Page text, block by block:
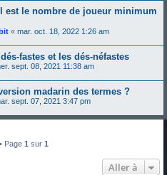
est le nombre de joueur minimum
« mar. oct. 18, 2022 1:26 am
fastes et les dés-néfastes
sept. 08, 2021 11:38 am
madarin des termes ?
sept. 07, 2021 3:47 pm
Page 1 sur 1
Aller à